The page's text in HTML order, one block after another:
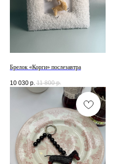
Брелок «Корги» послезавтра
10 030 р. 11 800 р.